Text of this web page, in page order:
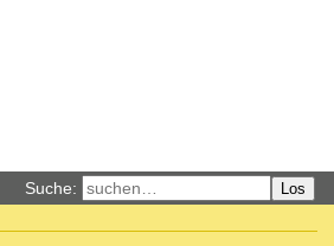
Suche: Los